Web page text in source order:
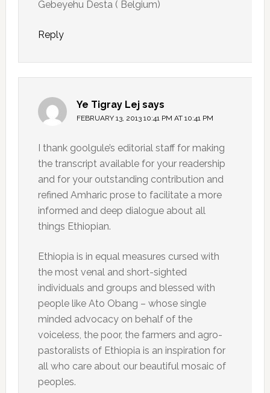
Gebeyehu Desta ( Belgium)
Reply
Ye Tigray Lej says
FEBRUARY 13, 2013 10:41 PM AT 10:41 PM
I thank goolgule’s editorial staff for making
the transcript available for your readership
and for your outstanding contribution and
refined Amharic prose to facilitate a more
informed and deep dialogue about all
things Ethiopian.
Ethiopia is in equal measures cursed with
the most venal and short-sighted
individuals and groups and blessed with
people like Ato Obang – whose single
minded advocacy on behalf of the
voiceless, the poor, the farmers and agro-
pastoralists of Ethiopia is an inspiration for
all who care about our beautiful mosaic of
peoples.